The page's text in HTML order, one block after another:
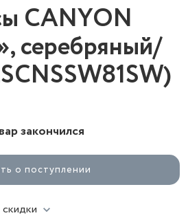
CANYON
серебряный/
закончился
о поступлении